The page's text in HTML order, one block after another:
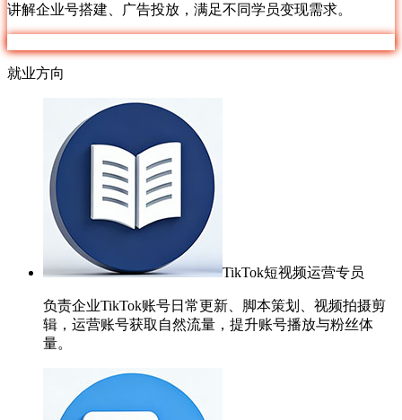
讲解企业号搭建、广告投放，满足不同学员变现需求。
就业方向
TikTok短视频运营专员
负责企业TikTok账号日常更新、脚本策划、视频拍摄剪
辑，运营账号获取自然流量，提升账号播放与粉丝体
量。